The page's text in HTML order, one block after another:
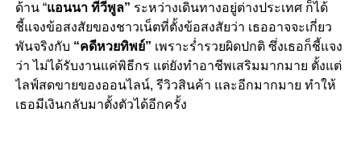
ด้าน “แอนนา ทีวีพูล” ระหว่างเดินทางอยู่ต่างประเทศ ก็ได้
ชี้แจงข้อสงสัยของชาวเน็ตที่ตั้งข้อสงสัยว่า เธออาจจะเกี่ยว
พันจริงกับ “คดีหวยทิพย์” เพราะร่ำรวยผิดปกติ ซึ่งเธอก็ชี้แจง
ว่า ไม่ได้รับงานแค่พิธีกร แต่ยังทำอาชีพเสริมมากมาย ตั้งแต่
ไลฟ์สดขายของออนไลน์, รีวิวสินค้า และอีกมากมาย ทำให้
เธอมีเงินกลับมาตั้งตัวได้อีกครั้ง